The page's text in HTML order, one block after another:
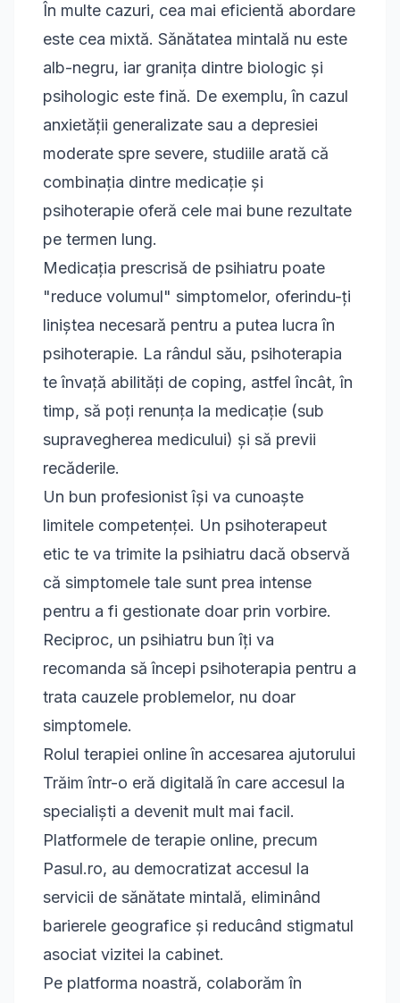
În multe cazuri, cea mai eficientă abordare
este cea mixtă. Sănătatea mintală nu este
alb-negru, iar granița dintre biologic și
psihologic este fină. De exemplu, în cazul
anxietății generalizate sau a depresiei
moderate spre severe, studiile arată că
combinația dintre medicație și
psihoterapie oferă cele mai bune rezultate
pe termen lung.
Medicația prescrisă de psihiatru poate
"reduce volumul" simptomelor, oferindu-ți
liniștea necesară pentru a putea lucra în
psihoterapie. La rândul său, psihoterapia
te învață abilități de coping, astfel încât, în
timp, să poți renunța la medicație (sub
supravegherea medicului) și să previi
recăderile.
Un bun profesionist își va cunoaște
limitele competenței. Un psihoterapeut
etic te va trimite la psihiatru dacă observă
că simptomele tale sunt prea intense
pentru a fi gestionate doar prin vorbire.
Reciproc, un psihiatru bun îți va
recomanda să începi psihoterapia pentru a
trata cauzele problemelor, nu doar
simptomele.
Rolul terapiei online în accesarea ajutorului
Trăim într-o eră digitală în care accesul la
specialiști a devenit mult mai facil.
Platformele de terapie online, precum
Pasul.ro, au democratizat accesul la
servicii de sănătate mintală, eliminând
barierele geografice și reducând stigmatul
asociat vizitei la cabinet.
Pe platforma noastră, colaborăm în